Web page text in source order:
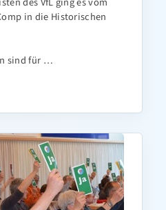
in die Historischen
sind für …